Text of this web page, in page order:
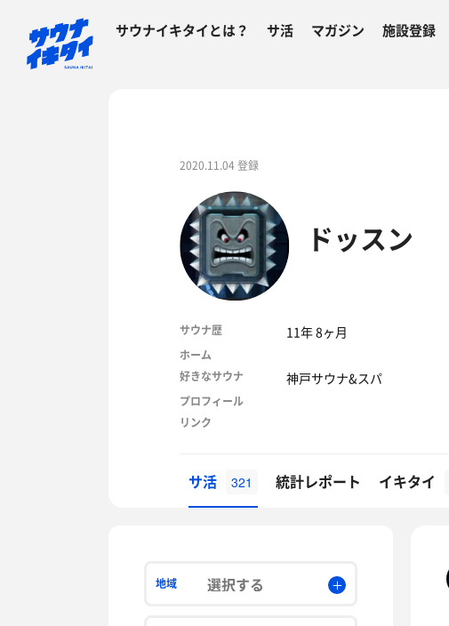
サウナイキタイとは？ サ活 マガジン 施設登録
2020.11.04 登録
ドッスン
サウナ歴 11年 8ヶ月
ホーム
好きなサウナ
神戸サウナ&スパ
プロフィール
リンク
サ活 321 統計レポート イキタイ
地域 選択する